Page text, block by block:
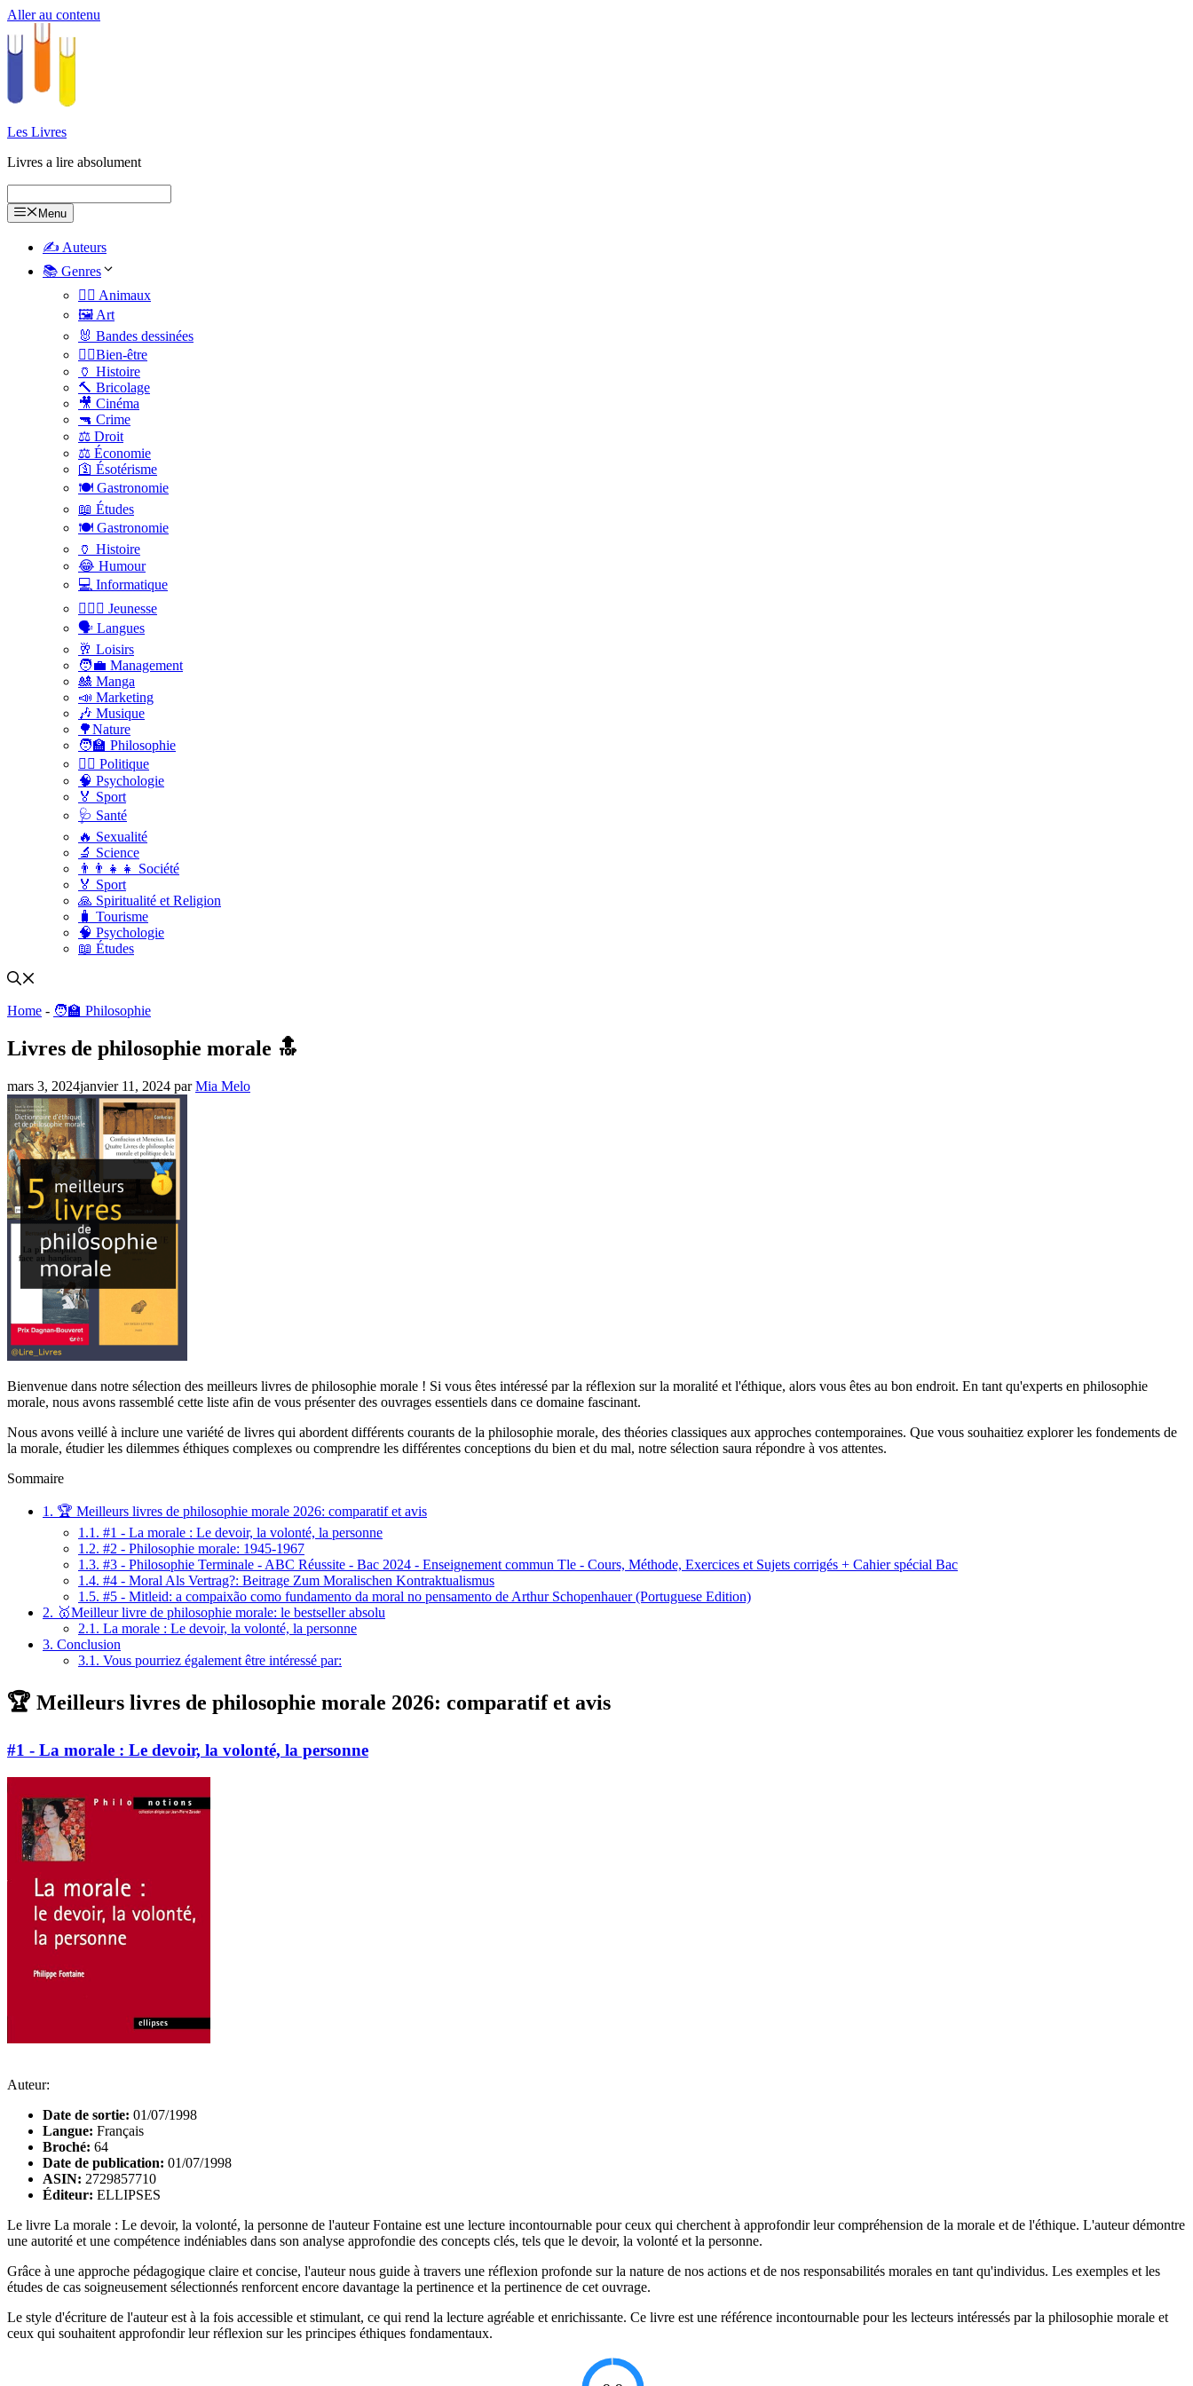
Aller au contenu
Les Livres
Livres a lire absolument
Menu
✍️ Auteurs
📚 Genres
🐕‍🦺 Animaux
🖼️ Art
🐰 Bandes dessinées
🧑‍⚕️Bien-être
🏺 Histoire
🔨 Bricolage
🎥 Cinéma
🔫 Crime
⚖️ Droit
⚖️ Économie
🛐 Ésotérisme
🍽️ Gastronomie
📖 Études
🍽️ Gastronomie
🏺 Histoire
😂 Humour
💻 Informatique
🤸🏽‍♀️ Jeunesse
🗣 Langues
🥂 Loisirs
🧑‍💼 Management
🎎 Manga
📣 Marketing
🎶 Musique
🌳Nature
🧑‍🏫 Philosophie
👨‍⚖️ Politique
🧠 Psychologie
🏅 Sport
🩺 Santé
🔥 Sexualité
🔬 Science
👨‍👨‍👧‍👧 Société
🏅 Sport
🙏 Spiritualité et Religion
🧳 Tourisme
🧠 Psychologie
📖 Études
Home - 🧑‍🏫 Philosophie
Livres de philosophie morale 🔝
mars 3, 2024janvier 11, 2024 parMia Melo
Bienvenue dans notre sélection des meilleurs livres de philosophie morale ! Si vous êtes intéressé par la réflexion sur la moralité et l'éthique, alors vous êtes au bon endroit. En tant qu'experts en philosophie
morale, nous avons rassemblé cette liste afin de vous présenter des ouvrages essentiels dans ce domaine fascinant.
Nous avons veillé à inclure une variété de livres qui abordent différents courants de la philosophie morale, des théories classiques aux approches contemporaines. Que vous souhaitiez explorer les fondements de
la morale, étudier les dilemmes éthiques complexes ou comprendre les différentes conceptions du bien et du mal, notre sélection saura répondre à vos attentes.
Sommaire
1. 🏆 Meilleurs livres de philosophie morale 2026: comparatif et avis
1.1. #1 - La morale : Le devoir, la volonté, la personne
1.2. #2 - Philosophie morale: 1945-1967
1.3. #3 - Philosophie Terminale - ABC Réussite - Bac 2024 - Enseignement commun Tle - Cours, Méthode, Exercices et Sujets corrigés + Cahier spécial Bac
1.4. #4 - Moral Als Vertrag?: Beitrage Zum Moralischen Kontraktualismus
1.5. #5 - Mitleid: a compaixão como fundamento da moral no pensamento de Arthur Schopenhauer (Portuguese Edition)
2. 🥇Meilleur livre de philosophie morale: le bestseller absolu
2.1. La morale : Le devoir, la volonté, la personne
3. Conclusion
3.1. Vous pourriez également être intéressé par:
🏆 Meilleurs livres de philosophie morale 2026: comparatif et avis
#1 - La morale : Le devoir, la volonté, la personne
Auteur:
Date de sortie: 01/07/1998
Langue: Français
Broché: 64
Date de publication: 01/07/1998
ASIN: 2729857710
Éditeur: ELLIPSES
Le livre La morale : Le devoir, la volonté, la personne de l'auteur Fontaine est une lecture incontournable pour ceux qui cherchent à approfondir leur compréhension de la morale et de l'éthique. L'auteur démontre
une autorité et une compétence indéniables dans son analyse approfondie des concepts clés, tels que le devoir, la volonté et la personne.
Grâce à une approche pédagogique claire et concise, l'auteur nous guide à travers une réflexion profonde sur la nature de nos actions et de nos responsabilités morales en tant qu'individus. Les exemples et les
études de cas soigneusement sélectionnés renforcent encore davantage la pertinence et la pertinence de cet ouvrage.
Le style d'écriture de l'auteur est à la fois accessible et stimulant, ce qui rend la lecture agréable et enrichissante. Ce livre est une référence incontournable pour les lecteurs intéressés par la philosophie morale et
ceux qui souhaitent approfondir leur réflexion sur les principes éthiques fondamentaux.